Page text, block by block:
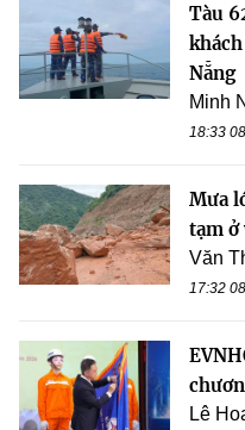
Tàu
Nẵng
Minh
18:33
Mưa
tạm ở
Văn
17:32
Lê